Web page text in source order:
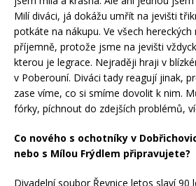
Milí diváci, já dokážu umřít na jevišti
potkáte na nákupu. Ve všech
příjemně, protože jsme na jevišti
kterou je legrace. Nejraději hraji v
v Poberouní. Diváci tady reagují jinak,
zase víme, co si smíme dovolit k nim.
fórky, píchnout do zdejších problémů,
Co nového s ochotníky v
nebo s Mílou Frýdlem připravujete?
Divadelní soubor Řevnice letos slaví 90